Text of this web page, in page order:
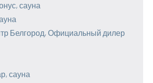
сауна
Белгород, Официальный дилер
сауна